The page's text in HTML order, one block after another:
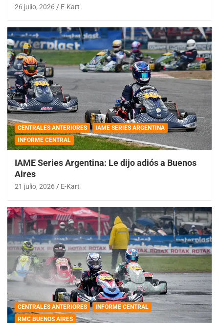
26 julio, 2026 E-Kart
CENTRALES ANTERIORES
IAME SERIES ARGENTINA
INFORME CENTRAL
IAME Series Argentina: Le dijo adiós a Buenos
Aires
21 julio, 2026 E-Kart
CENTRALES ANTERIORES
INFORME CENTRAL
RMC BUENOS AIRES